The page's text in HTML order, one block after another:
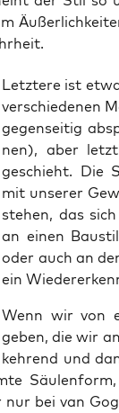
Letz­te­re ist
ver­schie­de­nen
gegen­sei­tig
nen), aber
geschieht. Die
mit unse­rer
ste­hen, das
an einen
oder auch an
ein
Wenn wir von
geben, die wir
keh­rend und
nur bei van